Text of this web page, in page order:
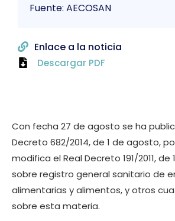
Con fecha 27 de agosto se ha
Decreto 682/2014, de 1 de agosto,
modifica el Real Decreto 191/2011, de
sobre registro general sanitario de
alimentarias y alimentos, y otros
sobre esta materia.
Fuente: AECOSAN
Enlace a la noticia
Descargar PDF